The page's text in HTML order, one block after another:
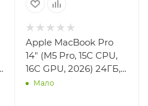
Apple MacBook Pro
14" (M5 Pro, 15C CPU,
16C GPU, 2026) 24ГБ,
2ТБ SSD, Silver
Мало